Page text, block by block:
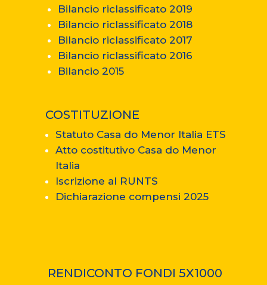
Bilancio riclassificato 2019
Bilancio riclassificato 2018
Bilancio riclassificato 2017
Bilancio riclassificato 2016
Bilancio 2015
COSTITUZIONE
Statuto Casa do Menor Italia ETS
Atto costitutivo Casa do Menor
Italia
Iscrizione al RUNTS
Dichiarazione compensi 2025
RENDICONTO FONDI 5X1000